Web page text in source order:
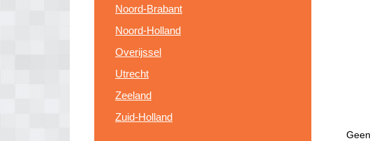
Noord-Brabant
Noord-Holland
Overijssel
Utrecht
Zeeland
Zuid-Holland